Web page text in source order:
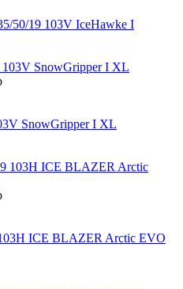
50/19 103V IceHawke I
SnowGripper I XL
ICE BLAZER Arctic EVO